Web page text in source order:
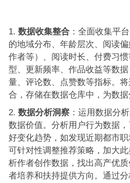
数据收集整合：全面收集平
的地域分布、年龄层次、阅读偏
作者等）、阅读时长、付费习
型、更新频率、作品收益等数
量、评论数、点赞数等指标。
合，存储在数据仓库中，为数据
数据分析洞察：运用数据分
数据价值。分析用户行为数据
好变化趋势，如发现近期都市职
可针对性调整推荐策略，加大
析作者创作数据，找出高产优
者培养和扶持提供方向。通过